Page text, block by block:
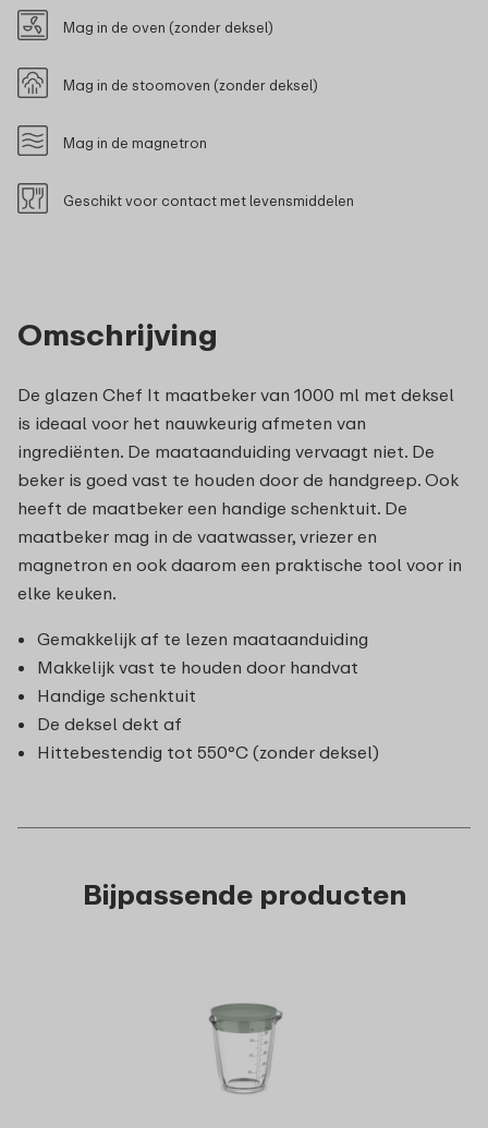
Omschrijving
De glazen Chef It maatbeker van 1000 ml met deksel
is ideaal voor het nauwkeurig afmeten van
ingrediënten. De maataanduiding vervaagt niet. De
beker is goed vast te houden door de handgreep. Ook
heeft de maatbeker een handige schenktuit. De
maatbeker mag in de vaatwasser, vriezer en
magnetron en ook daarom een praktische tool voor in
elke keuken.
Gemakkelijk af te lezen maataanduiding
Makkelijk vast te houden door handvat
Handige schenktuit
De deksel dekt af
Hittebestendig tot 550°C (zonder deksel)
Mag in de oven (zonder deksel)
Mag in de stoomoven (zonder deksel)
Mag in de magnetron
Geschikt voor contact met levensmiddelen
Bijpassende producten